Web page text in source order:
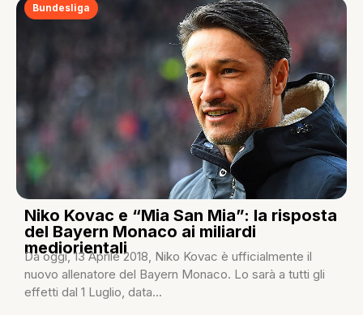
Bundesliga
Niko Kovac e “Mia San Mia”: la risposta
del Bayern Monaco ai miliardi
mediorientali
Da oggi, 13 Aprile 2018, Niko Kovac è ufficialmente il
nuovo allenatore del Bayern Monaco. Lo sarà a tutti gli
effetti dal 1 Luglio, data...